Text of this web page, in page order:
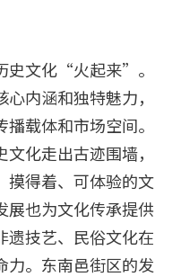
文化“火起来”。
内涵和独特魅力，
载体和市场空间。
化走出古迹围墙，
摸得着、可体验的文
展也为文化传承提供
遗技艺、民俗文化在
力。东南邑街区的发